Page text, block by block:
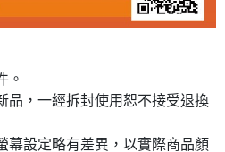
。
品，一經拆封使用恕不接受退換
設定略有差異，以實際商品顏